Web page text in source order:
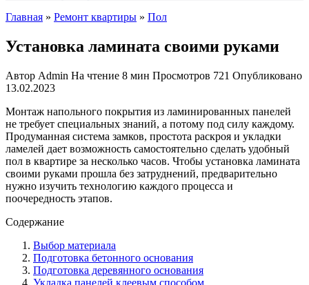
Главная » Ремонт квартиры » Пол
Установка ламината своими руками
Автор Admin На чтение 8 мин Просмотров 721 Опубликовано
13.02.2023
Монтаж напольного покрытия из ламинированных панелей
не требует специальных знаний, а потому под силу каждому.
Продуманная система замков, простота раскроя и укладки
ламелей дает возможность самостоятельно сделать удобный
пол в квартире за несколько часов. Чтобы установка ламината
своими руками прошла без затруднений, предварительно
нужно изучить технологию каждого процесса и
поочередность этапов.
Содержание
Выбор материала
Подготовка бетонного основания
Подготовка деревянного основания
Укладка панелей клеевым способом